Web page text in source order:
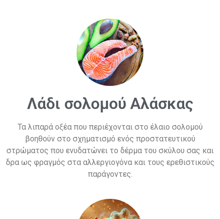
Λάδι σολομού Αλάσκας
Τα λιπαρά οξέα που περιέχονται στο έλαιο σολομού
βοηθούν στο σχηματισμό ενός προστατευτικού
στρώματος που ενυδατώνει το δέρμα του σκύλου σας και
δρα ως φραγμός στα αλλεργιογόνα και τους ερεθιστικούς
παράγοντες.